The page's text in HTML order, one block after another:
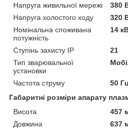
Напруга живильної мережі
380
Напруга холостого ходу
320
Номінальна споживана
потужність
14
Ступінь захисту IP
21
Тип зварювальної
установки
Частота струму
50
Габаритні розміри апарату
Висота
457
Довжина
637